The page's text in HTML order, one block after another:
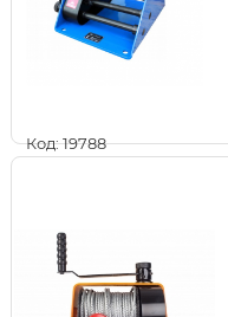
Код: 19788